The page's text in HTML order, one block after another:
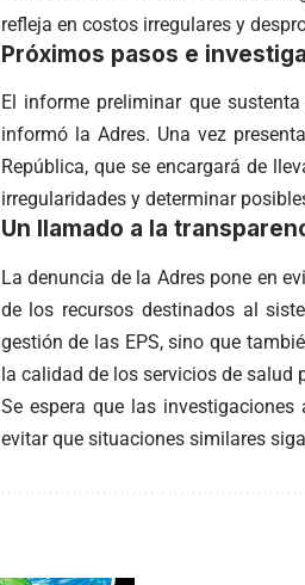
refleja en costos irregulares y
Próximos pasos e
El informe preliminar que
informó la Adres. Una vez
República, que se encargará de
irregularidades y determinar
Un llamado a la
La denuncia de la Adres pone en
de los recursos destinados al
gestión de las EPS, sino que
la calidad de los servicios de salud
Se espera que las
evitar que situaciones similares